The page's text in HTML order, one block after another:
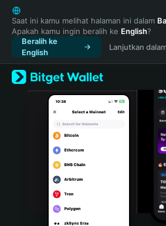
English
日本語
Tiếng Việt
Русский
Español (Latinoamérica)
Türkçe
Italiano
Português (Portugal)
Bahasa Indonesia
Saat ini kamu melihat halaman ini dalam
Apakah kamu ingin beralih ke English?
Beralih ke
English
Lanjutkan